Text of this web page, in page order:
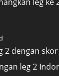
2 dengan skor
leg 2